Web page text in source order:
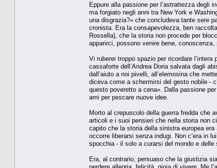
Eppure alla passione per l’astrattezza degli
ma forgiato negli anni tra New York e
una disgrazia?» che concludeva tante sere
cronista. Era la consapevolezza, ben
Rossella), che la storia non procede per
apparirci, possono venire bene, conoscenza,
Vi ruberei troppo spazio per ricordare l’intera
cassaforte dell’Andrea Doria salvata dagli
dall’aiuto a noi pivelli, all’elemosina che
diceva come a schermirsi del gesto nobile -
questo poveretto a cena». Dalla passione
ami per pescare nuove idee.
Morto al crepuscolo della guerra fredda che
articoli e i suoi pensieri che nella storia non
capito che la storia della sinistra europea
occorre liberarsi senza indugi. Non c’era in
spocchia - il solo a curarsi del mondo e delle
Era, al contrario, persuaso che la giustizia